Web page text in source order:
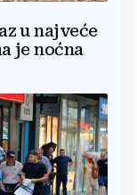
u najveće
je noćna